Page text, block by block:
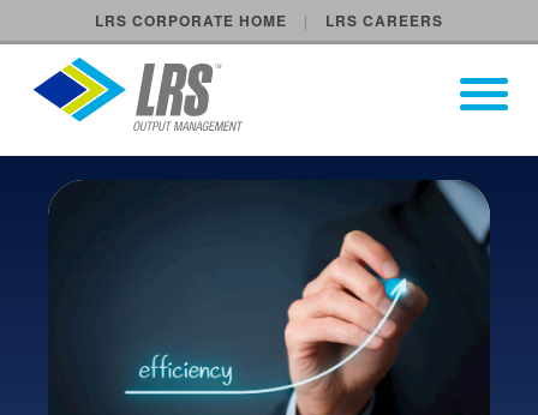
LRS CORPORATE HOME LRS CAREERS
LRS Output Management
Main Navigation
Open